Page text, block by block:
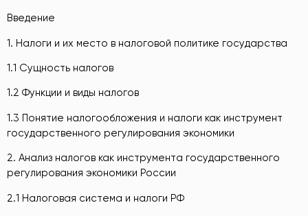
Введение
1. Налоги и их место в налоговой политике государства
1.1 Сущность налогов
1.2 Функции и виды налогов
1.3 Понятие налогообложения и налоги как инструмент
государственного регулирования экономики
2. Анализ налогов как инструмента государственного
регулирования экономики России
2.1 Налоговая система и налоги РФ